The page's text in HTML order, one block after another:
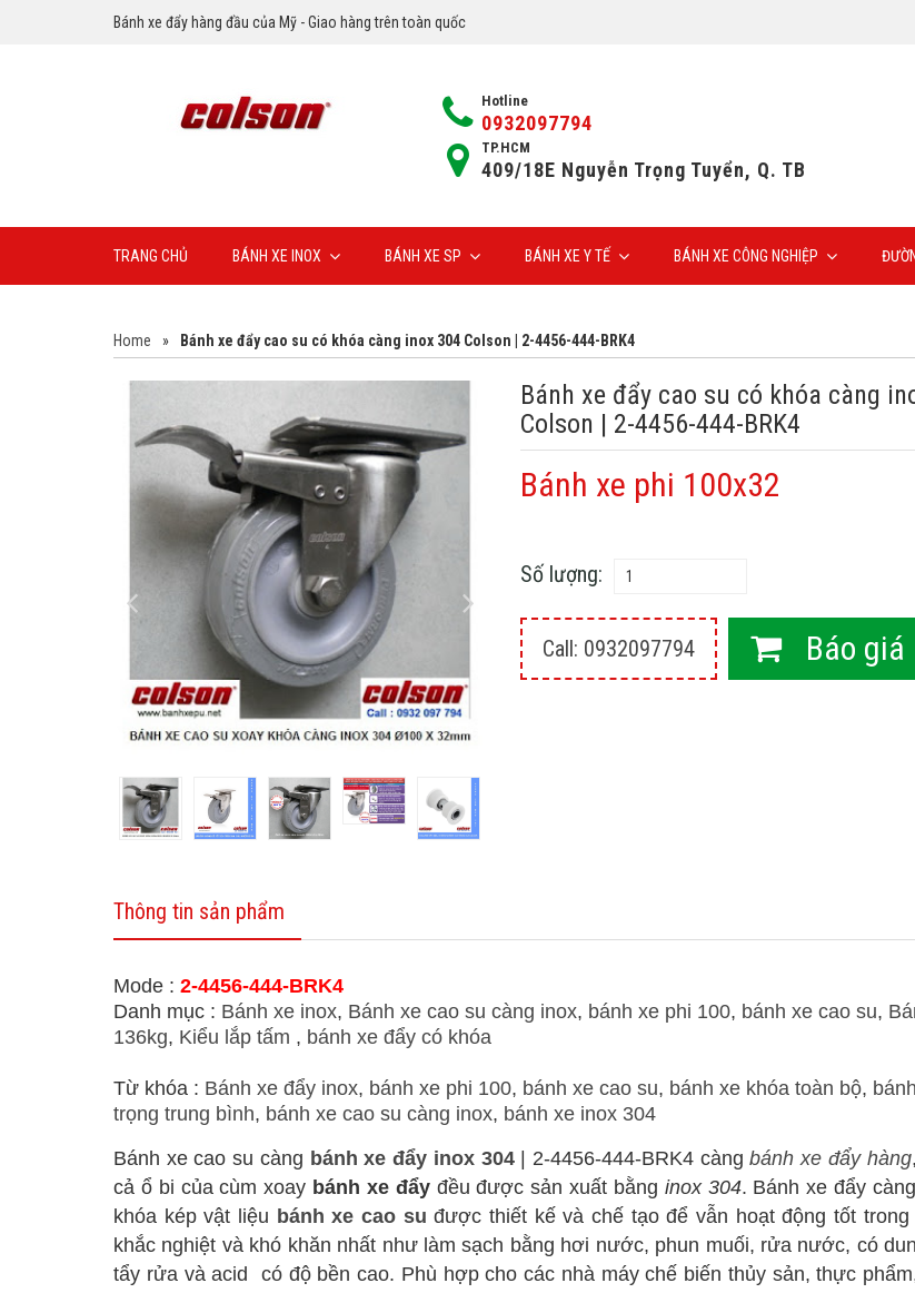
Bánh xe đẩy hàng đầu của Mỹ - Giao hàng trên toàn quốc
Hotline
0932097794
TP.HCM
409/18E Nguyễn Trọng Tuyển, Q. TB
TRANG CHỦ BÁNH XE INOX BÁNH XE SP BÁNH XE Y TẾ BÁNH XE CÔNG NGHIỆP
Home » Bánh xe đẩy cao su có khóa càng inox 304 Colson | 2-4456-444-BRK4
Bánh xe đẩy cao su có khóa càng
Colson | 2-4456-444-BRK4
Bánh xe phi 100x32
Số lượng:
Call: 0932097794 Báo giá
Thông tin sản phẩm
Mode : 2-4456-444-BRK4
Danh mục : Bánh xe inox, Bánh xe cao su càng inox, bánh xe phi 100, bánh xe cao su,
136kg, Kiểu lắp tấm , bánh xe đẩy có khóa
Từ khóa : Bánh xe đẩy inox, bánh xe phi 100, bánh xe cao su, bánh xe khóa toàn bộ,
trọng trung bình, bánh xe cao su càng inox, bánh xe inox 304
Bánh xe cao su càng bánh xe đẩy inox 304| 2-4456-444-BRK4 càngbánh xe đẩy hàng
cả ổ bi của cùm xoay bánh xe đẩyđều được sản xuất bằng inox 304. Bánh xe đẩy
khóa kép vật liệu bánh xe cao su được thiết kế và chế tạo để vẫn hoạt động tốt
khắc nghiệt và khó khăn nhất như làm sạch bằng hơi nước, phun muối, rửa nước, có
tẩy rửa và acid
có độ bền cao. Phù hợp cho các nhà máy chế biến thủy sản, thực